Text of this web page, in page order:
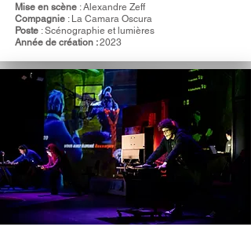
Mise en scène :Alexandre Zeff
Compagnie : La Camara Oscura
Poste : Scénographie et lumières
Année de création :2023